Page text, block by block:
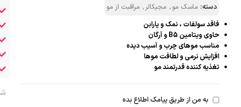
دسته: ماسک مو, مجیکالر , مراقبت از مو
فاقد سولفات ، نمک و پارابن
حاوی ویتامین B5 و آرگان
مناسب موهای چرب و آسیب دیده
افزایش نرمی و لطافت موها
تغذیه کننده قدرتمند مو
به من از طریق پیامک اطلاع بده